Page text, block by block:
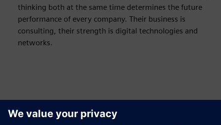
thinking both at the same time determines the future
performance of every company. Their business is
consulting, their strength is digital technologies and
networks.
Izpētiet resursus un